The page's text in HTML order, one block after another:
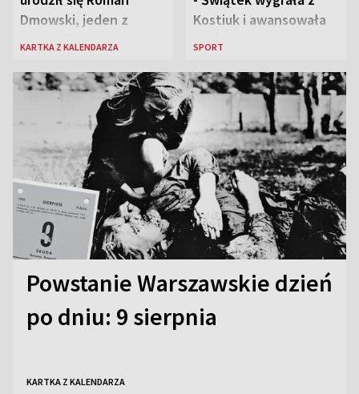
Dmowski, jeden z
„ojców” niepodległej
KARTKA Z KALENDARZA
Kostiuk i awansowała
do ćwierćfinału
SPORT
Powstanie Warszawskie dzień
po dniu: 9 sierpnia
KARTKA Z KALENDARZA